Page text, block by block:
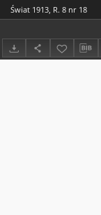
Świat 1913, R. 8 nr 18